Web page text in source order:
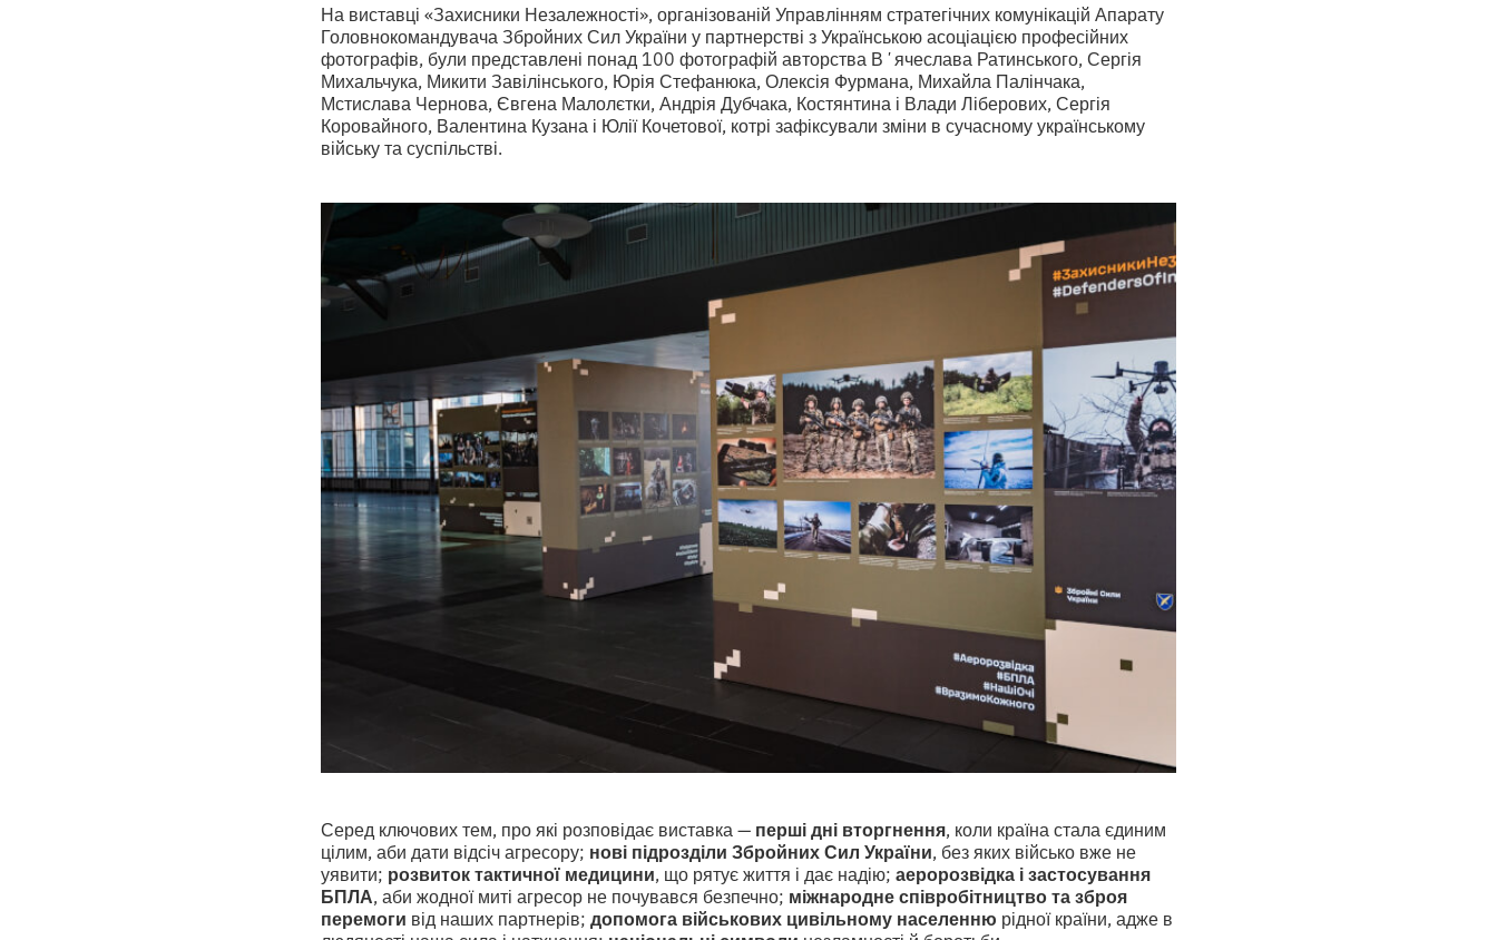
На виставці «Захисники Незалежності», організованій Управлінням стратегічних комунікацій Апарату
Головнокомандувача Збройних Сил України у партнерстві з Українською асоціацією професійних
фотографів, були представлені понад 100 фотографій авторства Вʼячеслава Ратинського, Сергія
Михальчука, Микити Завілінського, Юрія Стефанюка, Олексія Фурмана, Михайла Палінчака,
Мстислава Чернова, Євгена Малолєтки, Андрія Дубчака, Костянтина і Влади Ліберових, Сергія
Коровайного, Валентина Кузана і Юлії Кочетової, котрі зафіксували зміни в сучасному українському
війську та суспільстві.
Серед ключових тем, про які розповідає виставка — перші дні вторгнення, коли країна стала єдиним
цілим, аби дати відсіч агресору; нові підрозділи Збройних Сил України, без яких військо вже не
уявити; розвиток тактичної медицини, що рятує життя і дає надію; аеророзвідка і застосування
БПЛА, аби жодної миті агресор не почувався безпечно; міжнародне співробітництво та зброя
перемоги від наших партнерів; допомога військових цивільному населенню рідної країни, адже в